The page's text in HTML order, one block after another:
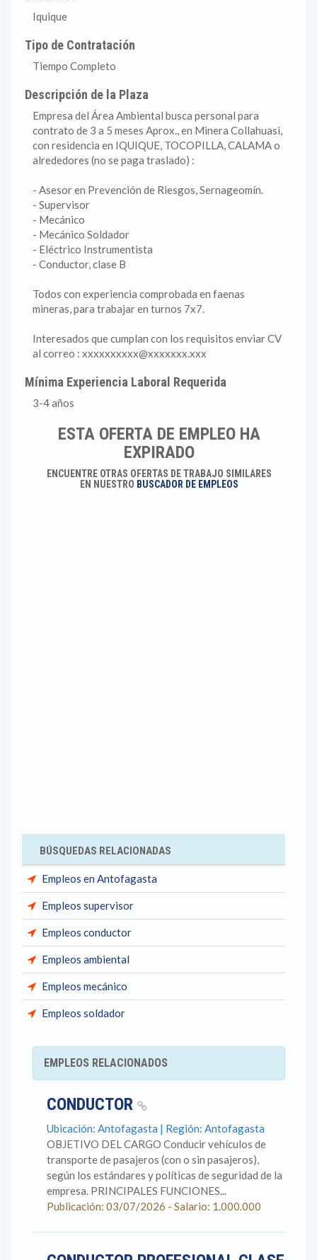
Iquique
Tipo de Contratación
Tiempo Completo
Descripción de la Plaza
Empresa del Área Ambiental busca personal para
contrato de 3 a 5 meses Aprox., en Minera Collahuasi,
con residencia en IQUIQUE, TOCOPILLA, CALAMA o
alrededores (no se paga traslado) :
- Asesor en Prevención de Riesgos, Sernageomín.
- Supervisor
- Mecánico
- Mecánico Soldador
- Eléctrico Instrumentista
- Conductor, clase B
Todos con experiencia comprobada en faenas
mineras, para trabajar en turnos 7x7.
Interesados que cumplan con los requisitos enviar CV
al correo : xxxxxxxxxx@xxxxxxx.xxx
Mínima Experiencia Laboral Requerida
3-4 años
ESTA OFERTA DE EMPLEO HA
EXPIRADO
ENCUENTRE OTRAS OFERTAS DE TRABAJO SIMILARES
EN NUESTRO BUSCADOR DE EMPLEOS
BÚSQUEDAS RELACIONADAS
Empleos en Antofagasta
Empleos supervisor
Empleos conductor
Empleos ambiental
Empleos mecánico
Empleos soldador
EMPLEOS RELACIONADOS
CONDUCTOR
Ubicación: Antofagasta | Región: Antofagasta
OBJETIVO DEL CARGO Conducir vehículos de
transporte de pasajeros (con o sin pasajeros),
según los estándares y políticas de seguridad de la
empresa. PRINCIPALES FUNCIONES...
Publicación: 03/07/2026 - Salario: 1.000.000